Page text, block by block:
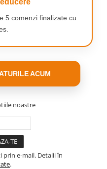
spalat cu
5 comenzi finalizate cu
ACUM
noastre
prin e-mail. Detalii în
.